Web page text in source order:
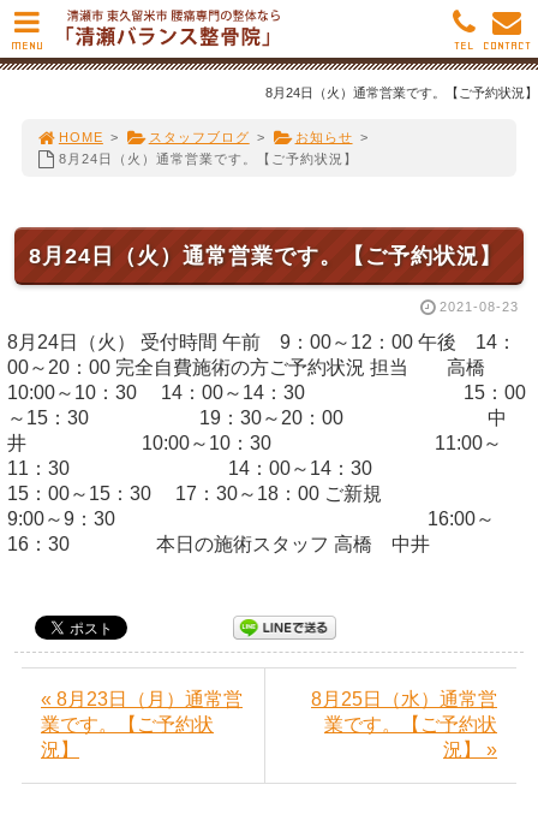
8月24日（火）通常営業です。【ご予約状況】
HOME > スタッフブログ > お知らせ >
8月24日（火）通常営業です。【ご予約状況】
8月24日（火）通常営業です。【ご予約状況】
2021-08-23
8月24日（火） 受付時間 午前 9：00～12：00 午後 14：
00～20：00 完全自費施術の方ご予約状況 担当 高橋
10:00～10：30 14：00～14：30 15：00
～15：30 19：30～20：00 中
井 10:00～10：30 11:00～
11：30 14：00～14：30
15：00～15：30 17：30～18：00 ご新規
9:00～9：30 16:00～
16：30 本日の施術スタッフ 高橋 中井
« 8月23日（月）通常営
業です。【ご予約状
況】
8月25日（水）通常営
業です。【ご予約状
況】 »
MENU CONTACT
TEL